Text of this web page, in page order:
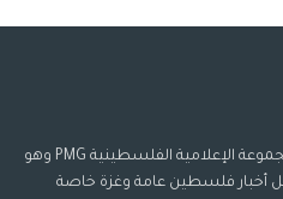
موقع غزة بوست هو احد خدمات المجموعة الإعلامية الفلسطينية PMG وهو
أخبار فلسطين عامة وغزة خاصة